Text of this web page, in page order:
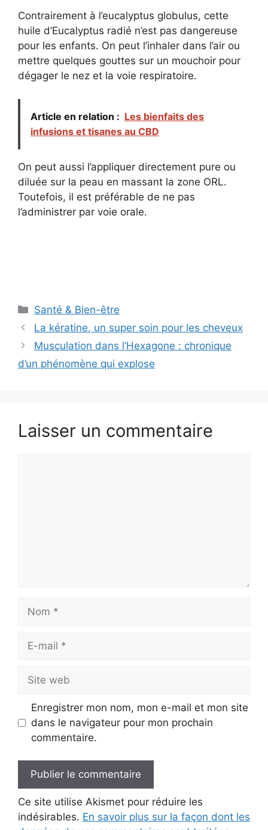
Contrairement à l’eucalyptus globulus, cette
huile d’Eucalyptus radié n’est pas dangereuse
pour les enfants. On peut l’inhaler dans l’air ou
mettre quelques gouttes sur un mouchoir pour
dégager le nez et la voie respiratoire.
Article en relation : Les bienfaits des
infusions et tisanes au CBD
On peut aussi l’appliquer directement pure ou
diluée sur la peau en massant la zone ORL.
Toutefois, il est préférable de ne pas
l’administrer par voie orale.
Catégories
Santé & Bien-être
La kératine, un super soin pour les cheveux
Musculation dans l’Hexagone : chronique
d’un phénomène qui explose
Laisser un commentaire
mail
web
Enregistrer mon nom, mon e-mail et mon site
dans le navigateur pour mon prochain
commentaire.
Ce site utilise Akismet pour réduire les
indésirables. En savoir plus sur la façon dont les